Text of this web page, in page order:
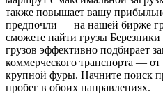
также повышает вашу
предпочли — на нашей бирже
сможете найти грузы
грузов эффективно подбирает
коммерческого транспорта —
крупной фуры. Начните поиск
пробег в обоих направлениях.